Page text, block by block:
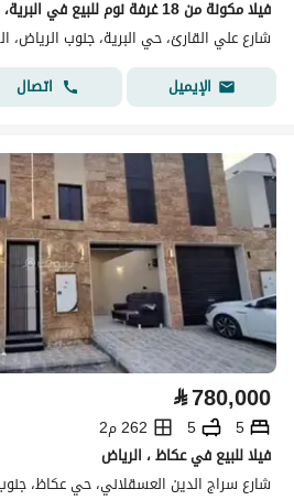
فيلا مكونة من 18 غرفة نوم للبيع في البرية، الرياض
شارع علي القارئ، حي البرية، جنوب الرياض،
الإيميل
اتصال
⃁780,000
5
5
262 م2
فيلا للبيع في عكاظ ، الرياض
شارع سراج الدين العسقلاني، حي عكاظ،